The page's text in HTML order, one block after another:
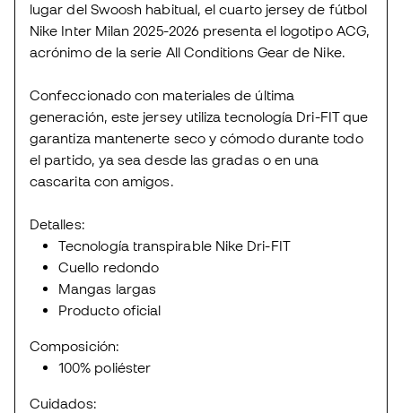
lugar del Swoosh habitual, el cuarto jersey de fútbol
Nike Inter Milan 2025-2026 presenta el logotipo ACG,
acrónimo de la serie All Conditions Gear de Nike.
Confeccionado con materiales de última
generación, este jersey utiliza tecnología Dri-FIT que
garantiza mantenerte seco y cómodo durante todo
el partido, ya sea desde las gradas o en una
cascarita con amigos.
Detalles:
Tecnología transpirable Nike Dri-FIT
Cuello redondo
Mangas largas
Producto oficial
Composición:
100% poliéster
Cuidados: